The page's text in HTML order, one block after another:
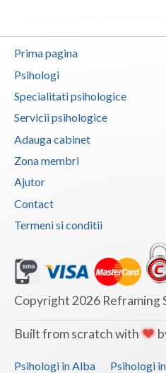
Prima pagina
Psihologi
Specialitati psihologice
Servicii psihologice
Adauga cabinet
Zona membri
Ajutor
Contact
Termeni si conditii
Copyright 2026 Reframing
Built from scratch with
Psihologi in Alba Psihologi